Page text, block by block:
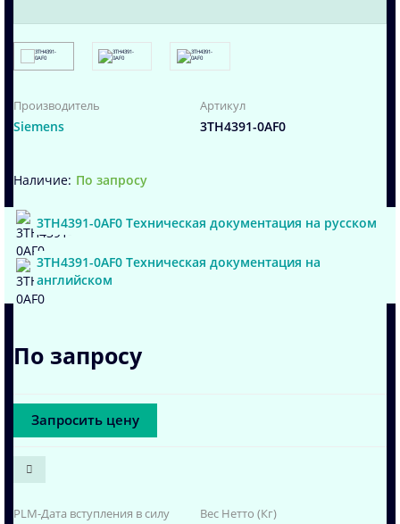
Производитель
Siemens
Артикул
3TH4391-0AF0
По запросу
3TH4391-0AF0 Техническая документация на русском
3TH4391-0AF0 Техническая документация на
английском
По запросу
Запросить цену
PLM-Дата вступления в силу Вес Нетто (Кг)